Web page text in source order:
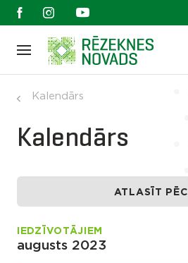
Kalendārs
Kalendārs
ATLASĪT PĒC
IEDZĪVOTĀJIEM
augusts 2023